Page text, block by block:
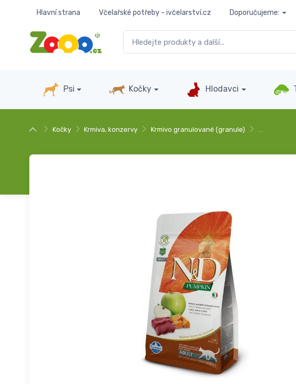
Hlavní strana Včelařské potřeby - ivčelarství.cz Doporučujeme:
Psi Kočky Hlodavci
Kočky Krmiva, konzervy Krmivo granulované (granule) …